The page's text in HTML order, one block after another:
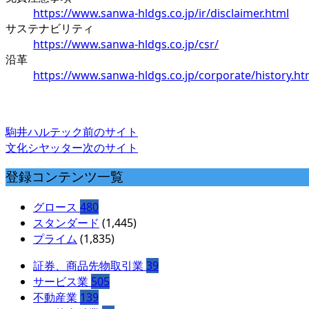
https://www.sanwa-hldgs.co.jp/ir/disclaimer.html
サステナビリティ
https://www.sanwa-hldgs.co.jp/csr/
沿革
https://www.sanwa-hldgs.co.jp/corporate/
駒井ハルテック前のサイト
文化シヤッター次のサイト
登録コンテンツ一覧
グロース 480
スタンダード (1,445)
プライム (1,835)
証券、商品先物取引業 39
サービス業 505
不動産業 139